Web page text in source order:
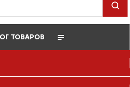
ТОВАРОВ